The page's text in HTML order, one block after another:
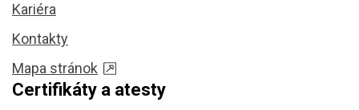
Kariéra
Kontakty
Mapa stránok
Certifikáty a atesty